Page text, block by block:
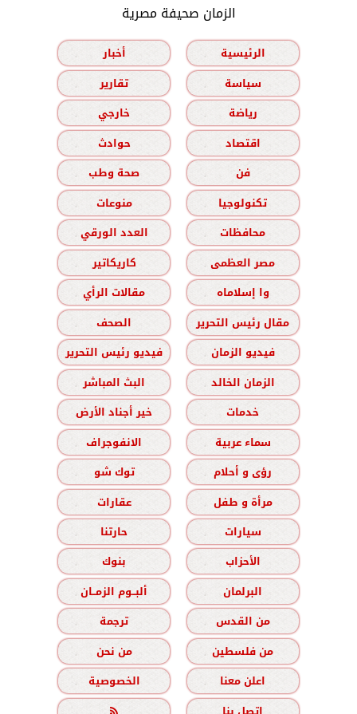
الزمان صحيفة مصرية
الرئيسية
أخبار
سياسة
تقارير
رياضة
خارجي
اقتصاد
حوادث
فن
صحة وطب
تكنولوجيا
منوعات
محافظات
العدد الورقي
مصر العظمى
كاريكاتير
وا إسلاماه
مقالات الرأي
مقال رئيس التحرير
الصحف
فيديو الزمان
فيديو رئيس التحرير
الزمان الخالد
البث المباشر
خدمات
خير أجناد الأرض
سماء عربية
الانفوجراف
رؤى و أحلام
توك شو
مرأة و طفل
عقارات
سيارات
حارتنا
الأحزاب
بنوك
البرلمان
ألبــوم الزمــان
من القدس
ترجمة
من فلسطين
من نحن
اعلن معنا
الخصوصية